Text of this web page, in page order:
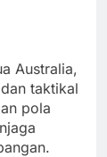
Australia,
taktikal
pola